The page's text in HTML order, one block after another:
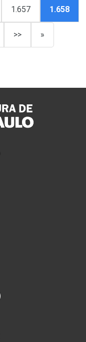
1.657 1.658
>> »